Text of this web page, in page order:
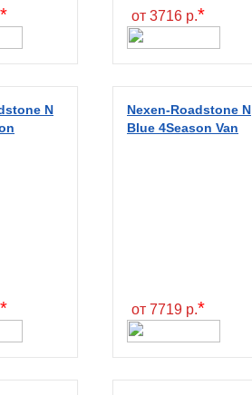
* от 3716 р.*
N
*
Nexen-Roadstone N
Blue 4Season Van
от 7719 р.*